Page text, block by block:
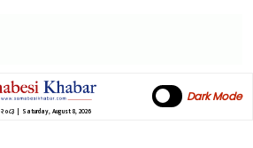
२०८३| Saturday, August 8, 2026
Dark Mode